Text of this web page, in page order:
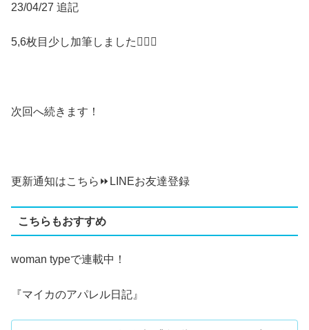
23/04/27 追記
5,6枚目少し加筆しました🙇‍♀️✨
次回へ続きます！
更新通知はこちら⏩ LINEお友達登録
こちらもおすすめ
woman typeで連載中！
『マイカのアパレル日記』